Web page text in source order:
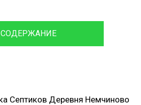
СОДЕРЖАНИЕ
Септиков Деревня Немчиново